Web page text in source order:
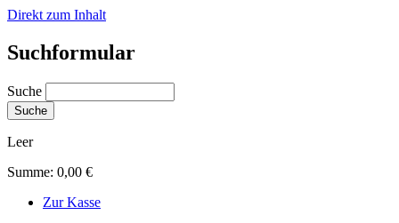
Direkt zum Inhalt
Suchformular
Suche
Leer
Summe: 0,00 €
Zur Kasse